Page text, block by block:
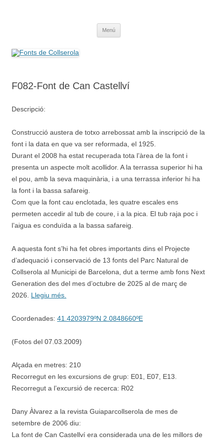
Menú
F082-Font de Can Castellví
Descripció:
Construcció austera de totxo arrebossat amb la inscripció de la
font i la data en que va ser reformada, el 1925.
Durant el 2008 ha estat recuperada tota l’àrea de la font i
presenta un aspecte molt acollidor. A la terrassa superior hi ha
el pou, amb la seva maquinària, i a una terrassa inferior hi ha
la font i la bassa safareig.
Com que la font cau enclotada, les quatre escales ens
permeten accedir al tub de coure, i a la pica. El tub raja poc i
l’aigua es conduïda a la bassa safareig.
A aquesta font s’hi ha fet obres importants dins el Projecte
d’adequació i conservació de 13 fonts del Parc Natural de
Collserola al Municipi de Barcelona, dut a terme amb fons Next
Generation des del mes d’octubre de 2025 al de març de
2026. Llegiu més.
Coordenades: 41.4203979ºN 2.0848660ºE
(Fotos del 07.03.2009)
Alçada en metres: 210
Recorregut en les excursions de grup: E01, E07, E13.
Recorregut a l’excursió de recerca: R02
Dany Àlvarez a la revista Guiaparcollserola de mes de
setembre de 2006 diu:
La font de Can Castellví era considerada una de les millors de